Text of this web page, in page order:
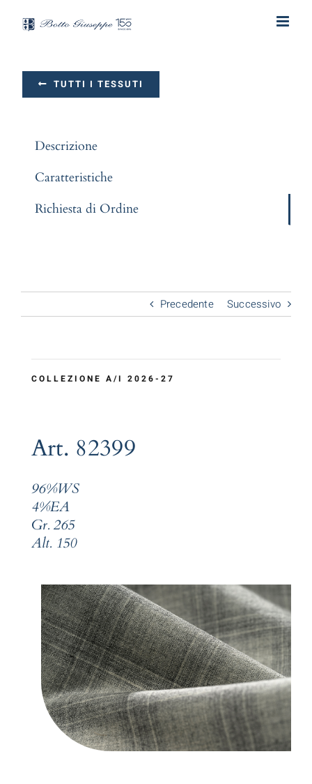
Precedente Successivo
COLLEZIONE A/I 2026-27
Art. 82399
96%WS
4%EA
Gr. 265
Alt. 150
TUTTI I TESSUTI
Descrizione
Caratteristiche
Richiesta di Ordine